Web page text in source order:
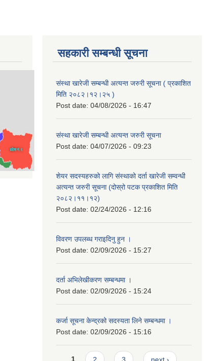
सहकारी सम्बन्धी सूचना
संस्था खारेजी सम्बन्धी अत्यन्त जरुरी सूचना ( प्रकाशित
मिति २०८२।१२।२५ )
Post date: 04/08/2026 - 16:47
संस्था खारेजी सम्बन्धी अत्यन्त जरुरी सूचना
Post date: 04/07/2026 - 09:23
शेयर सदस्यहरुको लागि संस्थाको दर्ता खारेजी सम्वन्धी
अत्यन्त जरुरी सूचना (दोस्रो पटक प्रकाशित मिति
२०८२।११।१२)
Post date: 02/24/2026 - 12:16
विवरण उपलब्ध गराइदिनु हुन ।
Post date: 02/09/2026 - 15:27
दर्ता अभिलेखीकरण सम्बन्धमा ।
Post date: 02/09/2026 - 15:24
कर्जा सूचना केन्द्रको सदस्यता लिने सम्बन्धमा ।
Post date: 02/09/2026 - 15:16
1 2 3 next ›